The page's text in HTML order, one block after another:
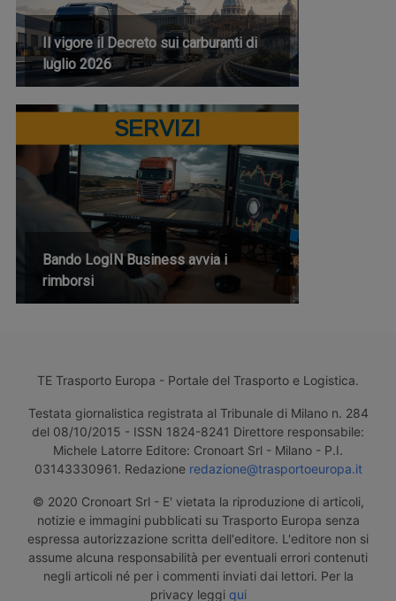
Il vigore il Decreto sui carburanti di
luglio 2026
SERVIZI
Bando LogIN Business avvia i
rimborsi
TE Trasporto Europa - Portale del Trasporto e Logistica.
Testata giornalistica registrata al Tribunale di Milano n. 284
del 08/10/2015 - ISSN 1824-8241 Direttore responsabile:
Michele Latorre Editore: Cronoart Srl - Milano - P.I.
03143330961. Redazione redazione@trasportoeuropa.it
© 2020 Cronoart Srl - E' vietata la riproduzione di articoli,
notizie e immagini pubblicati su Trasporto Europa senza
espressa autorizzazione scritta dell'editore. L'editore non si
assume alcuna responsabilità per eventuali errori contenuti
negli articoli né per i commenti inviati dai lettori. Per la
privacy leggi qui